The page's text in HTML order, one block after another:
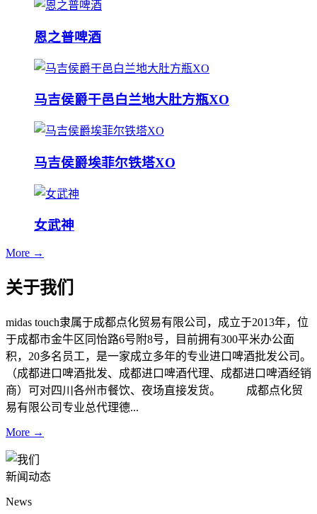
恩之普啤酒
马吉侯爵干邑白兰地大肚方瓶XO
马吉侯爵埃菲尔铁塔XO
女武神
More →
关于我们
midas touch隶属于成都点化贸易有限公司，成立于2013年，位
于成都市金牛区同怡路6号附8号，目前拥有300平米办公面
积，20多名员工，是一家成立多年的专业进口啤酒批发公司。
（成都进口啤酒批发、成都进口啤酒代理、成都进口啤酒经销
商）可对四川各州市餐饮、夜场直接发货。 成都点化贸
易有限公司专业总代理德...
More →
新闻动态
News